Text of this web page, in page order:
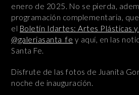
enero de 2025. No se pierda,
programación complementaria,
el Boletín Idartes: Artes Plásticas y
@galeriasanta_fe y aquí, en las
Santa Fe.
Disfrute de las fotos de Juanita
noche de inauguración.